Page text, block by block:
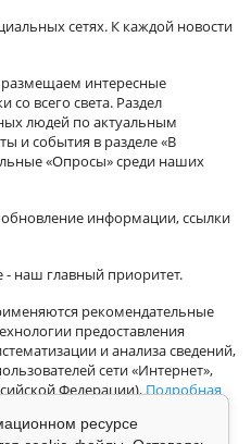
сетях. К каждой новости
интересные
всего света. Раздел
людей по актуальным
и события в разделе «В
«Опросы» среди наших
информации, ссылки
- наш главный приоритет.
рекомендательные
предоставления
и анализа сведений,
сети «Интернет»,
Федерации).Подробная
ресурсе